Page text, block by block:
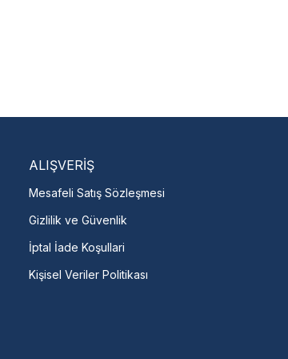
ALIŞVERİŞ
Mesafeli Satış Sözleşmesi
Gizlilik ve Güvenlik
İptal İade Koşullari
Kişisel Veriler Politikası